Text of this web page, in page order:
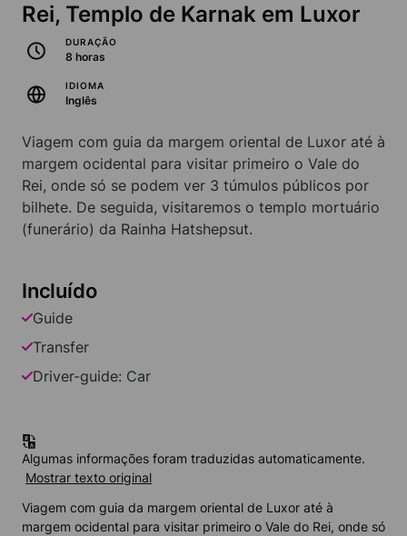
Rei, Templo de Karnak em Luxor
DURAÇÃO
8 horas
IDIOMA
Inglês
Viagem com guia da margem oriental de Luxor até à
margem ocidental para visitar primeiro o Vale do
Rei, onde só se podem ver 3 túmulos públicos por
bilhete. De seguida, visitaremos o templo mortuário
(funerário) da Rainha Hatshepsut.
Incluído
Guide
Transfer
Driver-guide: Car
Algumas informações foram traduzidas automaticamente.
Mostrar texto original
Viagem com guia da margem oriental de Luxor até à
margem ocidental para visitar primeiro o Vale do Rei, onde só